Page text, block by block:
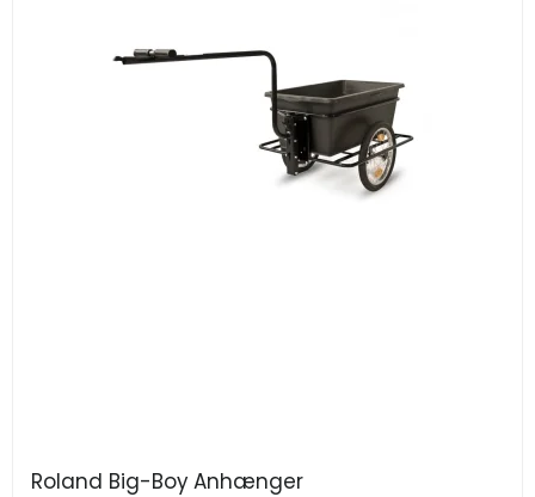
Roland Big-Boy Anhænger